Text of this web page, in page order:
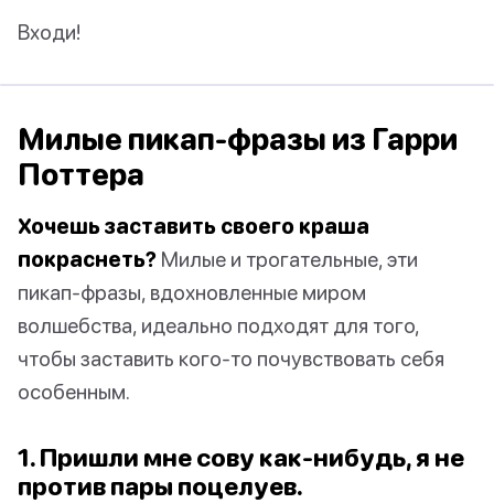
Входи!
Милые пикап-фразы из Гарри
Поттера
Хочешь заставить своего краша
покраснеть? Милые и трогательные, эти
пикап-фразы, вдохновленные миром
волшебства, идеально подходят для того,
чтобы заставить кого-то почувствовать себя
особенным.
1. Пришли мне сову как-нибудь, я не
против пары поцелуев.